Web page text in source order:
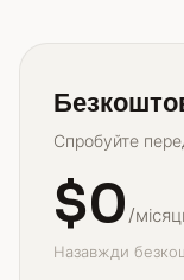
Спробуйте
$0/
Назавжди